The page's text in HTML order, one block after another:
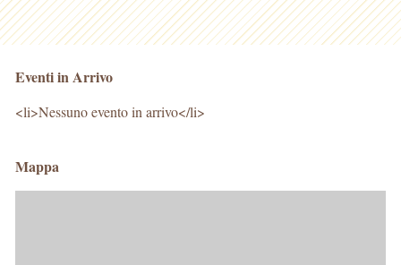
Eventi in Arrivo
<li>Nessuno evento in arrivo</li>
Mappa